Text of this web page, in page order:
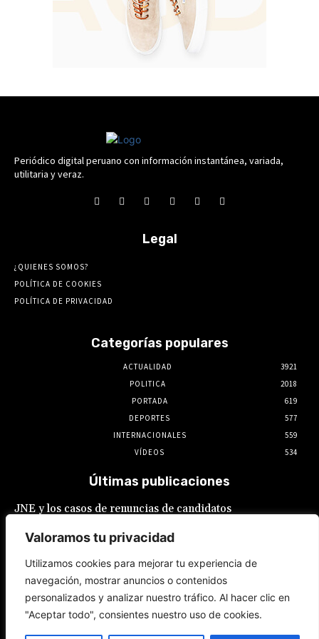
Valoramos tu privacidad
Utilizamos cookies para mejorar tu experiencia de
navegación, mostrar anuncios o contenidos
personalizados y analizar nuestro tráfico. Al hacer clic en
"Aceptar todo", consientes nuestro uso de cookies.
Periódico digital peruano con información instantánea, variada,
utilitaria y veraz.
Legal
¿QUIENES SOMOS?
POLÍTICA DE COOKIES
POLÍTICA DE PRIVACIDAD
Categorías populares
ACTUALIDAD
3921
POLITICA
2018
PORTADA
619
DEPORTES
577
INTERNACIONALES
559
VÍDEOS
534
Últimas publicaciones
JNE y los casos de renuncias de candidatos
Constitución está por encima del reglamento
Rafael López Aliaga recibe sin rubor la
renuncia de Luis Rubio a la candidatura a la
alcaldía de Lima